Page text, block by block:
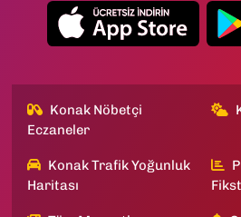
Konak Nöbetçi
Eczaneler
Konak Trafik Yoğunluk
Haritası